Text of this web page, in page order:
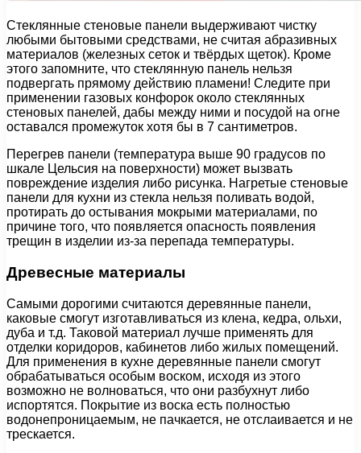
Стеклянные стеновые панели выдерживают чистку
любыми бытовыми средствами, не считая абразивных
материалов (железных сеток и твёрдых щеток). Кроме
этого запомните, что стеклянную панель нельзя
подвергать прямому действию пламени! Следите при
применении газовых конфорок около стеклянных
стеновых панелей, дабы между ними и посудой на огне
оставался промежуток хотя бы в 7 сантиметров.
Перегрев панели (температура выше 90 градусов по
шкале Цельсия на поверхности) может вызвать
повреждение изделия либо рисунка. Нагретые стеновые
панели для кухни из стекла нельзя поливать водой,
протирать до остывания мокрыми материалами, по
причине того, что появляется опасность появления
трещин в изделии из-за перепада температуры.
Древесные материалы
Самыми дорогими считаются деревянные панели,
каковые смогут изготавливаться из клена, кедра, ольхи,
дуба и т.д. Таковой материал лучше применять для
отделки коридоров, кабинетов либо жилых помещений.
Для применения в кухне деревянные панели смогут
обрабатываться особым воском, исходя из этого
возможно не волноваться, что они разбухнут либо
испортятся. Покрытие из воска есть полностью
водонепроницаемым, не пачкается, не отслаивается и не
трескается.